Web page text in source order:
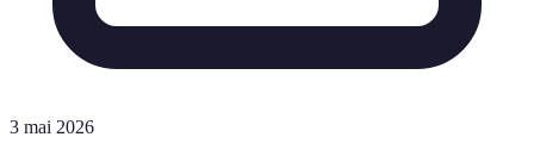
3 mai 2026